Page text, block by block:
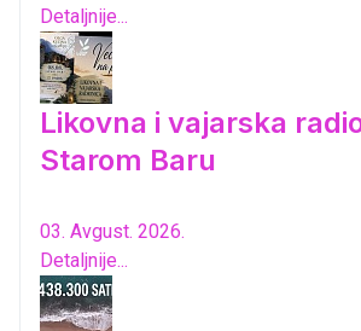
Detaljnije...
Likovna i vajarska
Starom Baru
03. Avgust. 2026.
Detaljnije...